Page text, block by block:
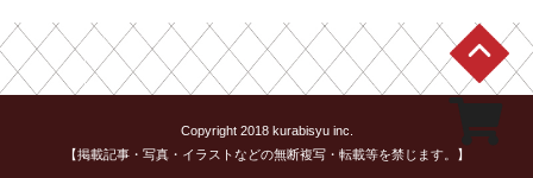
Copyright 2018 kurabisyu inc.
【掲載記事・写真・イラストなどの無断複写・転載等を禁じます。】